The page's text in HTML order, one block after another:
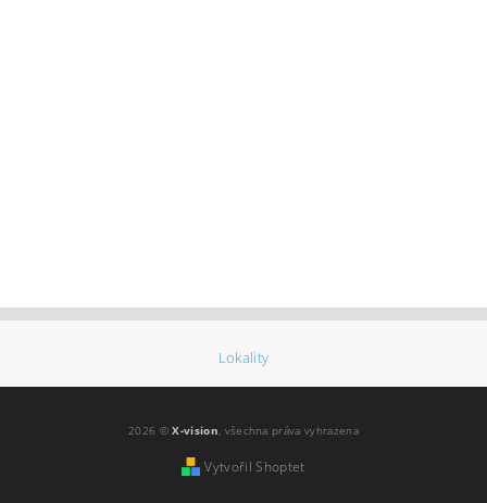
Lokality
2026 ©X-vision, všechna práva vyhrazena
Vytvořil Shoptet